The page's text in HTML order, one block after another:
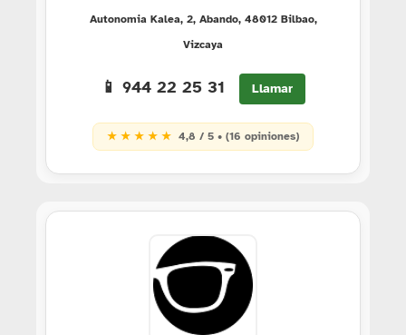
Autonomia Kalea, 2, Abando, 48012 Bilbao,
Vizcaya
📱 944 22 25 31 Llamar
★ ★ ★ ★ ★ 4,8 / 5 • (16 opiniones)